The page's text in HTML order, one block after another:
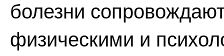
болезни
физическими и